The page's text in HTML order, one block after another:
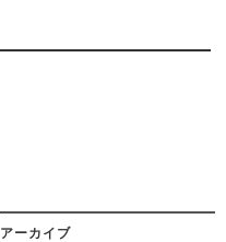
アーカイブ